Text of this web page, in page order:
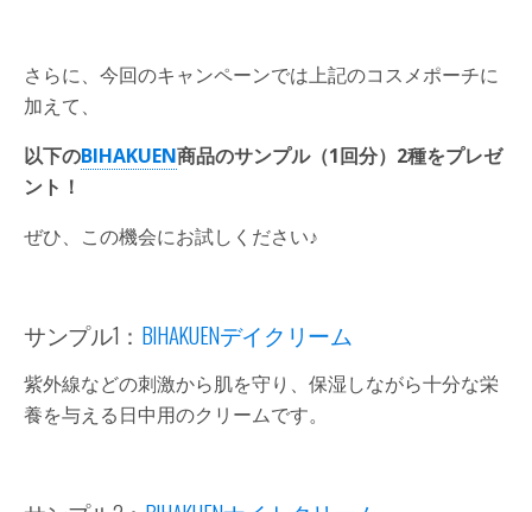
さらに、今回のキャンペーンでは上記のコスメポーチに
加えて、
以下のBIHAKUEN商品のサンプル（1回分）2種をプレゼ
ント！
ぜひ、この機会にお試しください♪
サンプル1： BIHAKUENデイクリーム
紫外線などの刺激から肌を守り、保湿しながら十分な栄
養を与える日中用のクリームです。